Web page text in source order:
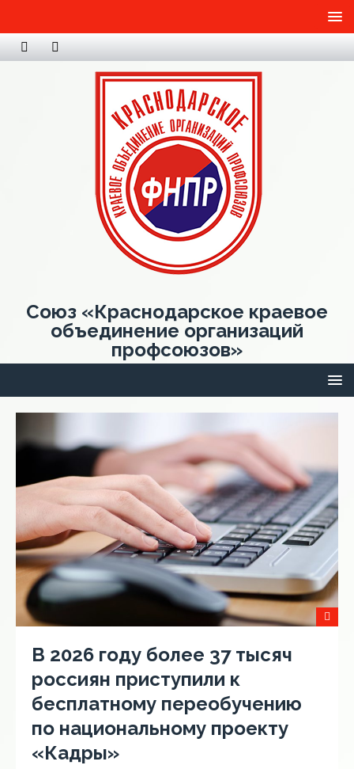
Союз «Краснодарское краевое
объединение организаций
профсоюзов»
В 2026 году более 37 тысяч
россиян приступили к
бесплатному переобучению
по национальному проекту
«Кадры»